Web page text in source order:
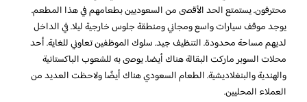
محترفون. يستمتع الحد الأقصى من السعوديين بطعامهم في هذا المطعم.
يوجد موقف سيارات واسع ومجاني ومنطقة جلوس خارجية ليلا. في الداخل
لديهم مساحة محدودة. التنظيف جيد. سلوك الموظفين تعاوني للغاية. أحد
محلات السوبر ماركت البقالة هناك أيضا. يوصى به للشعوب الباكستانية
والهندية والبنغلاديشية. الطعام السعودي هناك أيضًا ولاحظت العديد من
العملاء المحليين.